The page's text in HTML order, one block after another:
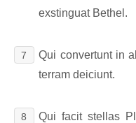
exstinguat Bethel.
7
Qui convertunt in
terram deiciunt.
8
Qui facit stellas